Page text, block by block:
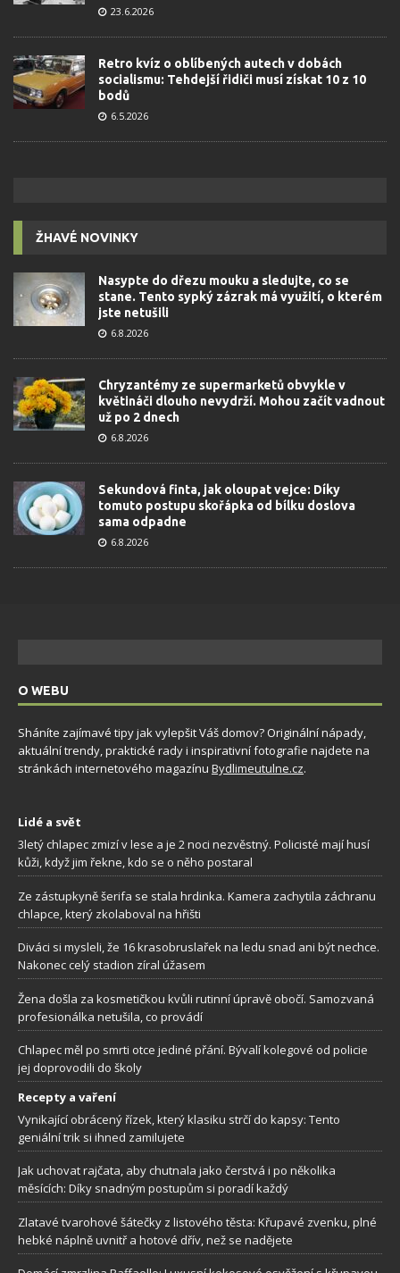
23.6.2026
Retro kvíz o oblíbených autech v dobách
socialismu: Tehdejší řidiči musí získat 10 z 10
bodů
6.5.2026
ŽHAVÉ NOVINKY
Nasypte do dřezu mouku a sledujte, co se
stane. Tento sypký zázrak má využití, o kterém
jste netušili
6.8.2026
Chryzantémy ze supermarketů obvykle v
květináči dlouho nevydrží. Mohou začít vadnout
už po 2 dnech
6.8.2026
Sekundová finta, jak oloupat vejce: Díky
tomuto postupu skořápka od bílku doslova
sama odpadne
6.8.2026
O WEBU
Sháníte zajímavé tipy jak vylepšit Váš domov? Originální nápady,
aktuální trendy, praktické rady i inspirativní fotografie najdete na
stránkách internetového magazínu Bydlimeutulne.cz.
Lidé a svět
3letý chlapec zmizí v lese a je 2 noci nezvěstný. Policisté mají husí
kůži, když jim řekne, kdo se o něho postaral
Ze zástupkyně šerifa se stala hrdinka. Kamera zachytila záchranu
chlapce, který zkolaboval na hřišti
Diváci si mysleli, že 16 krasobruslařek na ledu snad ani být nechce.
Nakonec celý stadion zíral úžasem
Žena došla za kosmetičkou kvůli rutinní úpravě obočí. Samozvaná
profesionálka netušila, co provádí
Chlapec měl po smrti otce jediné přání. Bývalí kolegové od policie
jej doprovodili do školy
Recepty a vaření
Vynikající obrácený řízek, který klasiku strčí do kapsy: Tento
geniální trik si ihned zamilujete
Jak uchovat rajčata, aby chutnala jako čerstvá i po několika
měsících: Díky snadným postupům si poradí každý
Zlatavé tvarohové šátečky z listového těsta: Křupavé zvenku, plné
hebké náplně uvnitř a hotové dřív, než se nadějete